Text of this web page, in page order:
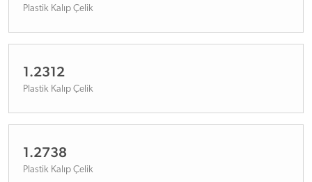
Plastik Kalıp Çelik
1.2312
Plastik Kalıp Çelik
1.2738
Plastik Kalıp Çelik